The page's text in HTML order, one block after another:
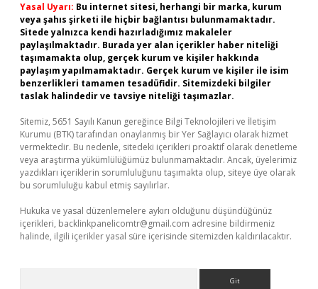
Yasal Uyarı: Bu internet sitesi, herhangi bir marka, kurum
veya şahıs şirketi ile hiçbir bağlantısı bulunmamaktadır.
Sitede yalnızca kendi hazırladığımız makaleler
paylaşılmaktadır. Burada yer alan içerikler haber niteliği
taşımamakta olup, gerçek kurum ve kişiler hakkında
paylaşım yapılmamaktadır. Gerçek kurum ve kişiler ile isim
benzerlikleri tamamen tesadüfidir. Sitemizdeki bilgiler
taslak halindedir ve tavsiye niteliği taşımazlar.
Sitemiz, 5651 Sayılı Kanun gereğince Bilgi Teknolojileri ve İletişim
Kurumu (BTK) tarafından onaylanmış bir Yer Sağlayıcı olarak hizmet
vermektedir. Bu nedenle, sitedeki içerikleri proaktif olarak denetleme
veya araştırma yükümlülüğümüz bulunmamaktadır. Ancak, üyelerimiz
yazdıkları içeriklerin sorumluluğunu taşımakta olup, siteye üye olarak
bu sorumluluğu kabul etmiş sayılırlar.
Hukuka ve yasal düzenlemelere aykırı olduğunu düşündüğünüz
içerikleri, backlinkpanelicomtr@gmail.com adresine bildirmeniz
halinde, ilgili içerikler yasal süre içerisinde sitemizden kaldırılacaktır.